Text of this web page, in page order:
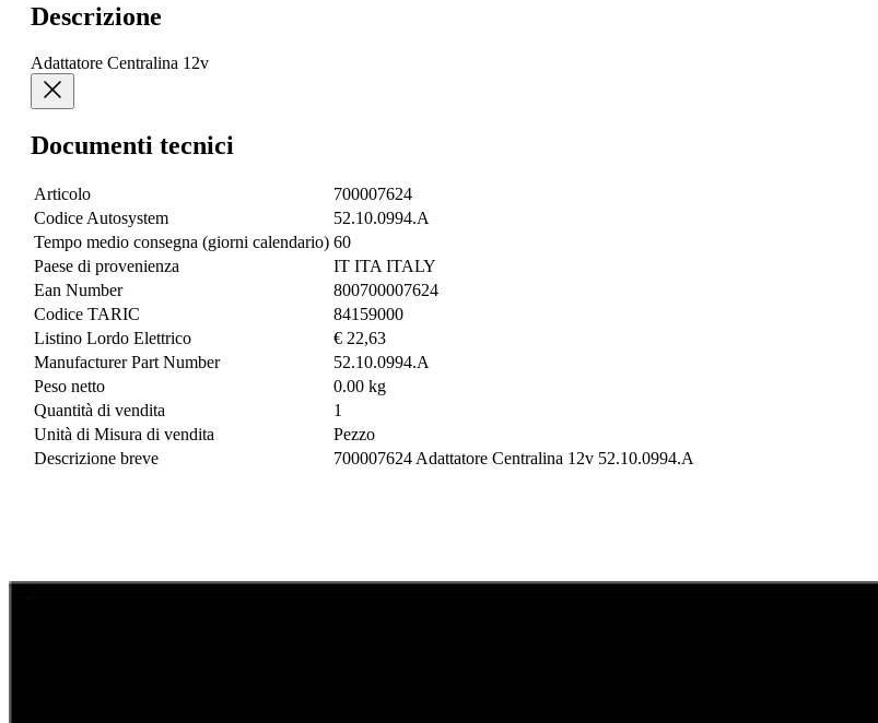
Descrizione
Adattatore Centralina 12v
Documenti tecnici
Articolo
700007624
Codice Autosystem
52.10.0994.A
Tempo medio consegna (giorni calendario) 60
Paese di provenienza
IT ITA ITALY
Ean Number
800700007624
Codice TARIC
84159000
Listino Lordo Elettrico
€ 22,63
Manufacturer Part Number
52.10.0994.A
Peso netto
0.00 kg
Quantità di vendita
1
Unità di Misura di vendita
Pezzo
Descrizione breve
700007624 Adattatore Centralina 12v 52.10.0994.A